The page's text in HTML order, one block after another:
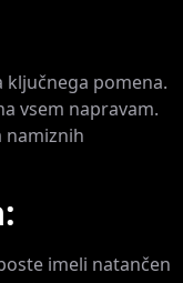
pomena.
vsem napravam.
namiznih
imeli natančen